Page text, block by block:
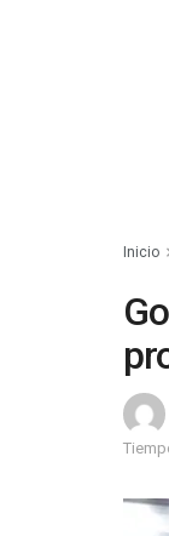
Inicio